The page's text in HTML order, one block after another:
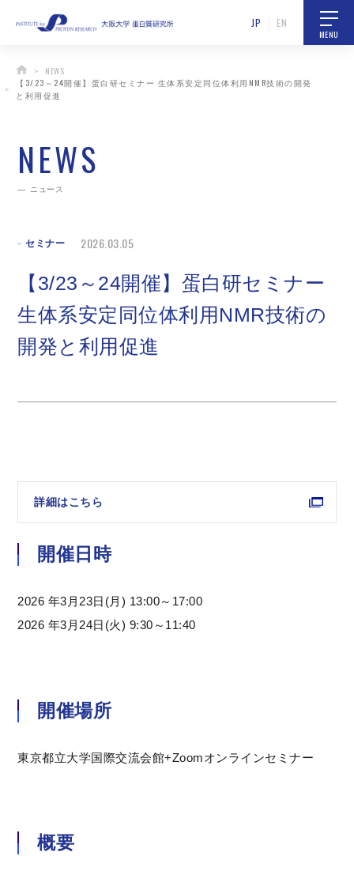
MENU
JP EN
NEWS
【3/23～24開催】蛋白研セミナー 生体系安定同位体利用NMR技術の開発
と利用促進
NEWS
ニュース
セミナー 2026.03.05
【3/23～24開催】蛋白研セミナー
生体系安定同位体利用NMR技術の
開発と利用促進
詳細はこちら
開催日時
2026 年3月23日(月) 13:00～17:00
2026 年3月24日(火) 9:30～11:40
開催場所
東京都立大学国際交流会館+Zoomオンラインセミナー
概要